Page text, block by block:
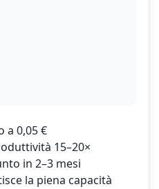
a 0,05 €
15–20×
in 2–3 mesi
la piena capacità